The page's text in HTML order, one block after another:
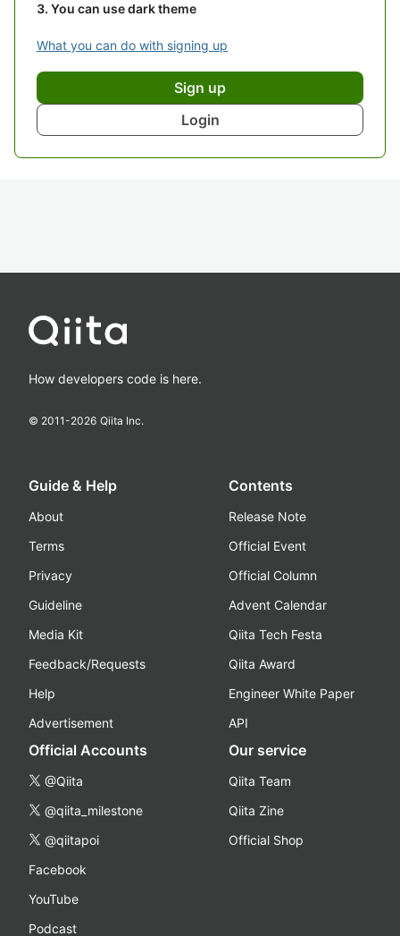
You can use dark theme
What you can do with signing up
Sign up
Login
How developers code is here.
© 2011-2026 Qiita Inc.
Guide & Help
About
Terms
Privacy
Guideline
Media Kit
Feedback/Requests
Help
Advertisement
Contents
Release Note
Official Event
Official Column
Advent Calendar
Qiita Tech Festa
Qiita Award
Engineer White Paper
API
Official Accounts
@Qiita
@qiita_milestone
@qiitapoi
Facebook
YouTube
Podcast
Our service
Qiita Team
Qiita Zine
Official Shop